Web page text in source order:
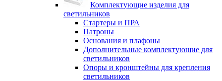
Комплектующие изделия для
светильников
Стартеры и ПРА
Патроны
Основания и плафоны
Дополнительные комплектующие для
светильников
Опоры и кронштейны для крепления
светильников